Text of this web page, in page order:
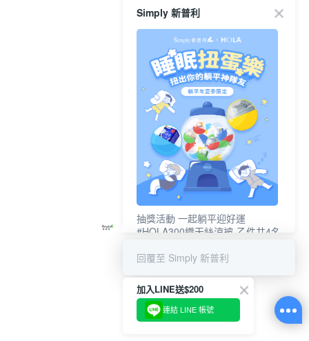
Simply 新普利
抽獎活動 一起躺平迎好運
#HOLA300織天絲涼被-乙件共4名
回覆至 Simply 新普利
加入LINE送$200
連結 LINE 帳號